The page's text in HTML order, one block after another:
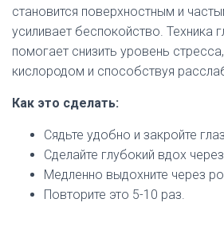
становится поверхностным и
усиливает беспокойство. Техника
помогает снизить уровень
кислородом и способствуя
Как это сделать:
Сядьте удобно и закройте
Сделайте глубокий вдох
Медленно выдохните через
Повторите это 5-10 раз.